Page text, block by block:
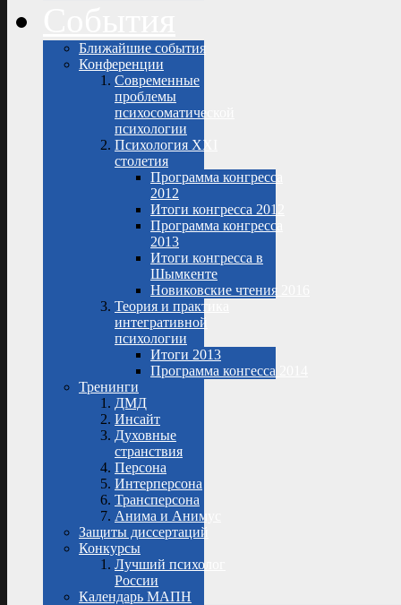
Ближайшие события
Конференции
Современные
проблемы
психосоматической
психологии
Психология XXI
столетия
Программа конгресса
2012
Итоги конгресса 2012
Программа конгресса
2013
Итоги конгресса в
Шымкенте
Новиковские чтения 2016
Теория и практика
интегративной
психологии
Итоги 2013
Программа конгесса 2014
Тренинги
ДМД
Инсайт
Духовные
странствия
Персона
Интерперсона
Трансперсона
Анима и Анимус
Защиты диссертаций
Конкурсы
Лучший психолог
России
Календарь МАПН